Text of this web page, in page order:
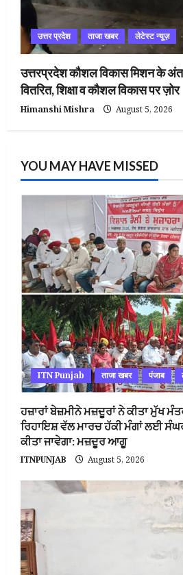
उत्तर प्रदेश ताजा खबर लेटेस्ट न्यूज़
उत्तरप्रदेश कौशल विकास मिशन के
वितरित, शिक्षा व कौशल विकास पर ज़ोर
Himanshi Mishra August 5, 2026
YOU MAY HAVE MISSED
ITN Punjab ताजा खबर पंजाब
ਹਜ਼ਾਰਾਂ ਬੇਜ਼ਮੀਨੇ ਮਜ਼ਦੂਰਾਂ ਨੇ ਕੀਤਾ ਮੁੱਖ
ਰਿਹਾਇਸ਼ ਵੱਲ ਮਾਰਚ ਹੱਕੀ ਮੰਗਾਂ ਲਈ
ਕੀਤਾ ਜਾਵੇਗਾ: ਮਜ਼ਦੂਰ ਆਗੂ
ITNPUNJAB August 5, 2026